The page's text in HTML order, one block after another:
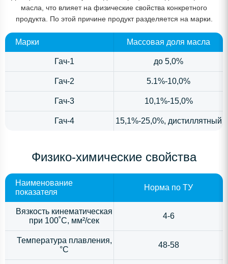
масла, что влияет на физические свойства конкретного
продукта. По этой причине продукт разделяется на марки.
Марки Массовая доля масла
Гач-1 до 5,0%
Гач-2 5.1%-10,0%
Гач-3 10,1%-15,0%
Гач-4 15,1%-25,0%, дистиллятный
Физико-химические свойства
Наименование
показателя
Норма по ТУ
Вязкость кинематическая
при 100˚С, мм²/сек
4-6
Температура плавления,
°С
48-58